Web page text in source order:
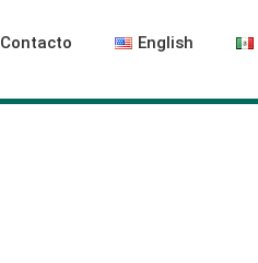
Contacto English